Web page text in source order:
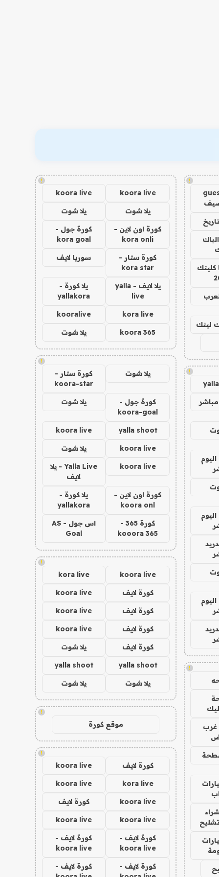
!
كلينك
لينك
!
!
!
koora live
koora live
يلا شوت يلا شوت
كورة اون لاين -
kora onli
كورة جول -
kora goal
كورة ستار -
kora star
سوريا لايف
يلا لايف - yalla
live
يلا كورة -
yallakora
kora live
kooralive
koora 365 يلا شوت
!
يلا شوت
كورة ستار -
koora-star
كورة جول -
koora-goal
يلا شوت
yalla shoot
koora live
koora live يلا شوت
koora live
Yalla Live - يلا
لايف
كورة اون لاين -
koora onl
يلا كورة -
yallakora
كورة 365 -
kooora 365
اس جول - AS
Goal
!
koora live
kora live
كورة لايف koora live
كورة لايف koora live
كورة لايف koora live
كورة لايف يلا شوت
yalla shoot
yalla shoot
يلا شوت يلا شوت
!
موقع كورة
!
كورة لايف koora live
kora live
koora live
koora live كورة لايف
koora live
koora live
كورة لايف -
koora live
كورة لايف -
koora live
كورة لايف -
كورة لايف -